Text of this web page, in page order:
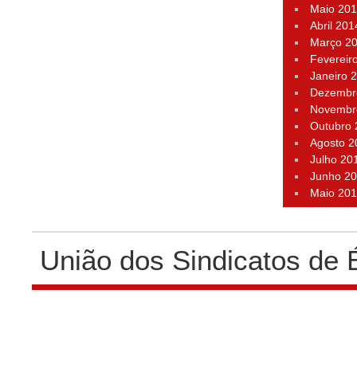
Maio
Abril
Março
Janeiro
Outubro
Agosto
Julho
Junho
Maio
União dos Sindicatos de